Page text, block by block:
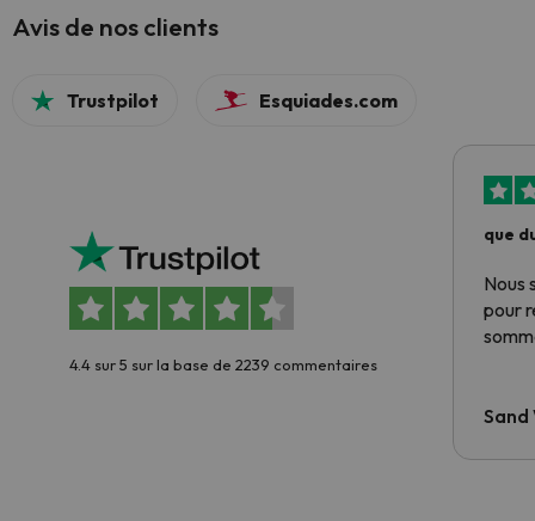
Avis de nos clients
Trustpilot Esquiades.com
4.4 sur 5 sur la base de 2239 commentaires
que
Nous
pour
Sand